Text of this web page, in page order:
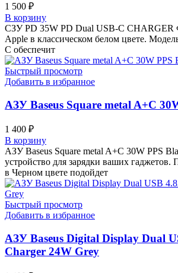
1 500 ₽
В корзину
СЗУ PD 35W PD Dual USB-C
Apple в классическом белом цвете.
C обеспечит
Быстрый просмотр
Добавить в избранное
АЗУ Baseus Square metal A+C
1 400 ₽
В корзину
АЗУ Baseus Square metal A+C 30W PPS
устройство для зарядки ваших гаджетов.
в Черном цвете подойдет
Быстрый просмотр
Добавить в избранное
АЗУ Baseus Digital Display Dual
Charger 24W Grey